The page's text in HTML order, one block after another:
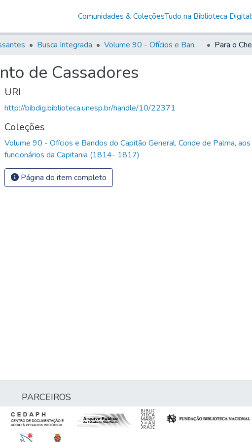
Comunidades & ColeçõesTudo na Biblioteca Digital
Busca Integrada Volume 90 - Ofícios e Bandos do Capitão General, Conde de Palma, aos funcionários da Capitania (1814- 1817)
de Cassadores
URI
http://bibdig.biblioteca.unesp.br/handle/10/22371
Coleções
Volume 90 - Ofícios e Bandos do Capitão General, Conde de Palma, aos
funcionários da Capitania (1814- 1817)
Página do item completo
PARCEIROS